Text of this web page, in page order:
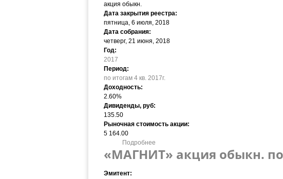
акция обыкн.
Дата закрытия реестра:
пятница, 6 июля, 2018
Дата собрания:
четверг, 21 июня, 2018
Год:
2017
Период:
по итогам 4 кв. 2017г.
Доходность:
2.60%
Дивиденды, руб:
135.50
Рыночная стоимость акции:
5 164.00
Подробнее
«МАГНИТ» акция обыкн. по
Эмитент: